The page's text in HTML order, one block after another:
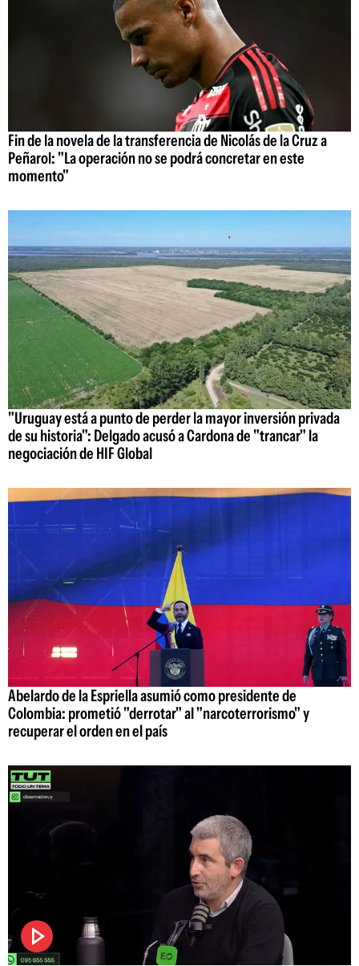
Fin de la novela de la transferencia de Nicolás de la Cruz a
Peñarol: "La operación no se podrá concretar en este
momento"
"Uruguay está a punto de perder la mayor inversión privada
de su historia": Delgado acusó a Cardona de "trancar" la
negociación de HIF Global
Abelardo de la Espriella asumió como presidente de
Colombia: prometió "derrotar" al "narcoterrorismo" y
recuperar el orden en el país